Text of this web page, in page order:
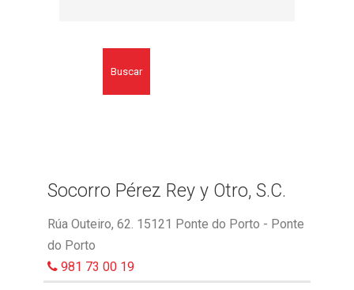
Buscar
Socorro Pérez Rey y Otro, S.C.
Rúa Outeiro, 62. 15121 Ponte do Porto - Ponte
do Porto
981 73 00 19